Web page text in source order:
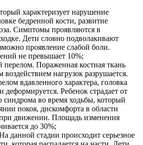
характеризует нарушение
бедренной кости, развитие
Симптомы проявляются в
Дети словно подволакивают
проявление слабой боли.
не превышает 10%;
Пораженная костная ткань
нагрузок разрушается.
вдавленного характера, головка
деформируется. Ребенок страдает от
синдрома во время ходьбы, который
покоя, дискомфорта в области
движении. Площадь изменения
до 30%;
данной стадии происходит серьезное